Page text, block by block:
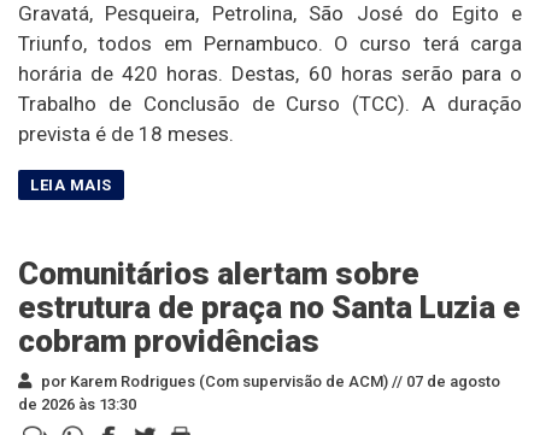
Gravatá, Pesqueira, Petrolina, São José do Egito e
Triunfo, todos em Pernambuco. O curso terá carga
horária de 420 horas. Destas, 60 horas serão para o
Trabalho de Conclusão de Curso (TCC). A duração
prevista é de 18 meses.
Comunitários alertam sobre
estrutura de praça no Santa Luzia e
cobram providências
por Karem Rodrigues (Com supervisão de ACM) // 07 de agosto
de 2026 às 13:30